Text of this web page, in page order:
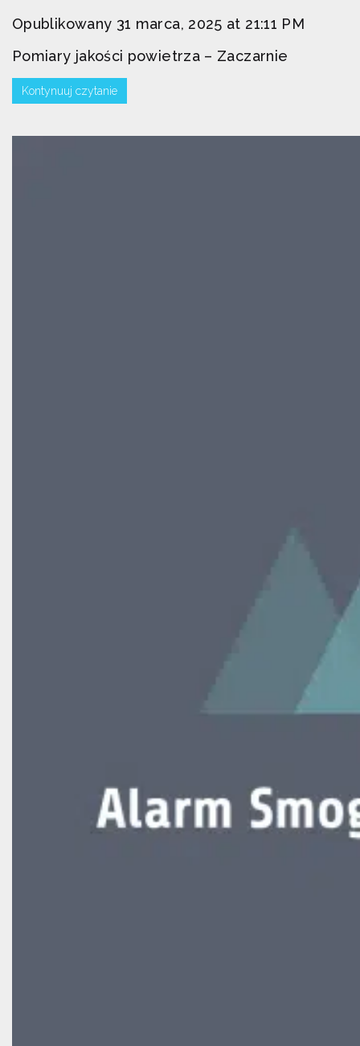
Opublikowany 31 marca, 2025 at 21:11 PM
Pomiary jakości powietrza – Zaczarnie
Kontynuuj czytanie